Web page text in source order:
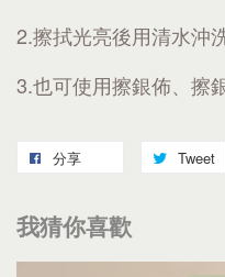
2.擦拭光亮後用清水沖
3.也可使用擦銀佈、擦
分享 Tweet
我猜你喜歡